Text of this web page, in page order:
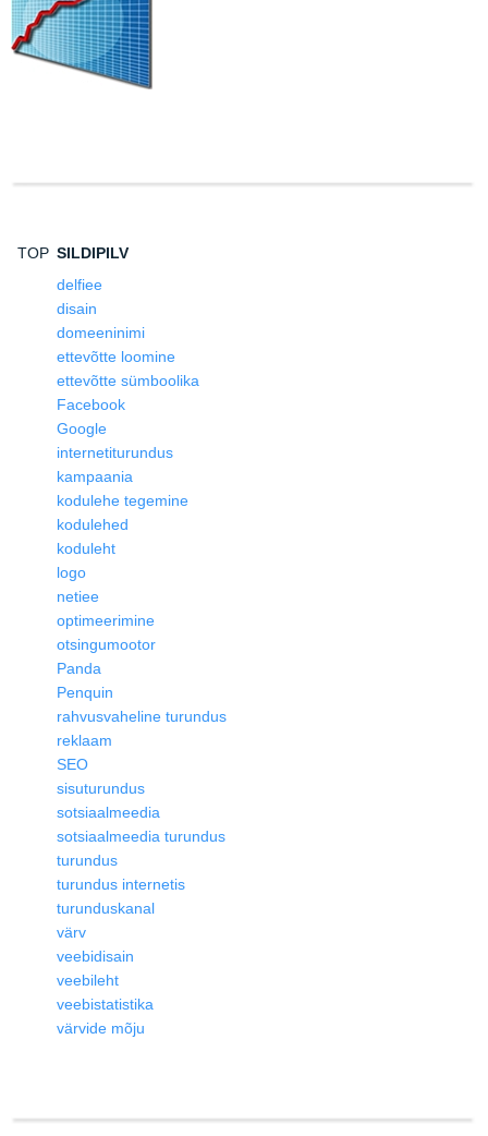
TOP SILDIPILV
delfiee
disain
domeeninimi
ettevõtte loomine
ettevõtte sümboolika
Facebook
Google
internetiturundus
kampaania
kodulehe tegemine
kodulehed
koduleht
logo
netiee
optimeerimine
otsingumootor
Panda
Penquin
rahvusvaheline turundus
reklaam
SEO
sisuturundus
sotsiaalmeedia
sotsiaalmeedia turundus
turundus
turundus internetis
turunduskanal
värv
veebidisain
veebileht
veebistatistika
värvide mõju